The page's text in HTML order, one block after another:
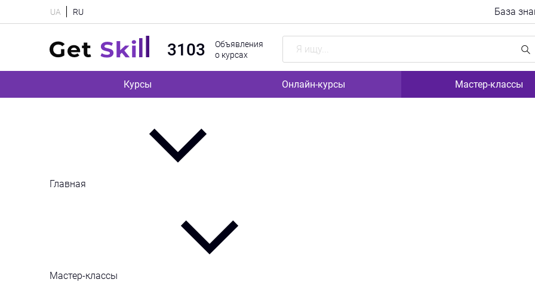
UA RU База
3103
Объявления
о курсах
Поиск
Курсы Онлайн-курсы Мастер-классы
Главная
Мастер-классы